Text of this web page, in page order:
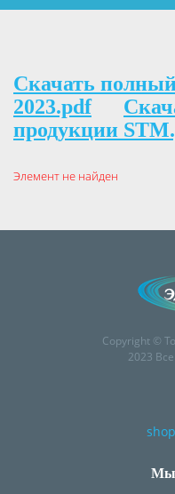
Скачать
2023.pdf
продукции
Элемент не найден
Copyright ©
2023
Мы